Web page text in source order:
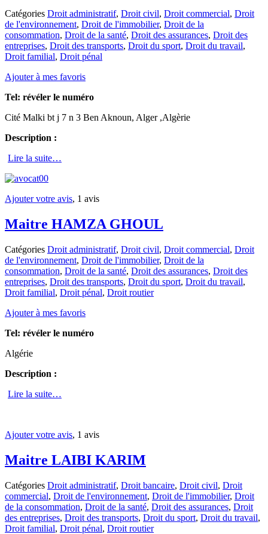
Catégories Droit administratif, Droit civil, Droit commercial, Droit
de l'environnement, Droit de l'immobilier, Droit de la
consommation, Droit de la santé, Droit des assurances, Droit des
entreprises, Droit des transports, Droit du sport, Droit du travail,
Droit familial, Droit pénal
Ajouter à mes favoris
Tel: révéler le numéro
Cité Malki bt j 7 n 3 Ben Aknoun, Alger ,Algèrie
Description :
Lire la suite…
Ajouter votre avis, 1 avis
Maitre HAMZA GHOUL
Catégories Droit administratif, Droit civil, Droit commercial, Droit
de l'environnement, Droit de l'immobilier, Droit de la
consommation, Droit de la santé, Droit des assurances, Droit des
entreprises, Droit des transports, Droit du sport, Droit du travail,
Droit familial, Droit pénal, Droit routier
Ajouter à mes favoris
Tel: révéler le numéro
Algérie
Description :
Lire la suite…
Ajouter votre avis, 1 avis
Maitre LAIBI KARIM
Catégories Droit administratif, Droit bancaire, Droit civil, Droit
commercial, Droit de l'environnement, Droit de l'immobilier, Droit
de la consommation, Droit de la santé, Droit des assurances, Droit
des entreprises, Droit des transports, Droit du sport, Droit du travail,
Droit familial, Droit pénal, Droit routier